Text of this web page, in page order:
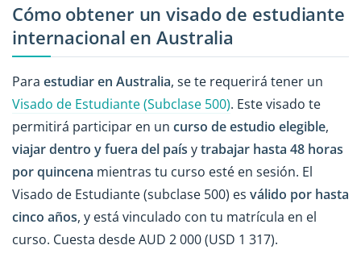
Cómo obtener un visado de estudiante
internacional en Australia
Para estudiar en Australia, se te requerirá tener un
Visado de Estudiante (Subclase 500). Este visado te
permitirá participar en un curso de estudio elegible,
viajar dentro y fuera del país ytrabajar hasta 48 horas
por quincena mientras tu curso esté en sesión. El
Visado de Estudiante (subclase 500) es válido por hasta
cinco años, y está vinculado con tu matrícula en el
curso. Cuesta desde AUD 2 000 (USD 1 317).